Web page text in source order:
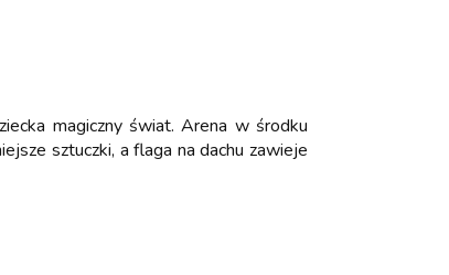
magiczny świat. Arena w środku
sztuczki, a flaga na dachu zawieje